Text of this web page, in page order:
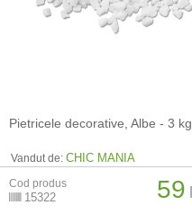
Pietricele decorative, Albe - 3 kg
Vandut de: CHIC MANIA
Cod produs
15322 59